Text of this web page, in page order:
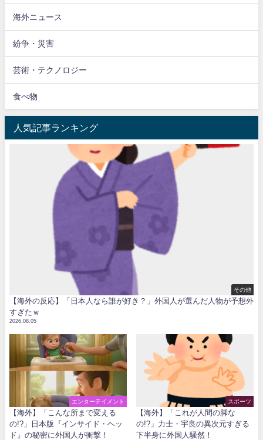
海外ニュース
紛争・災害
芸術・テクノロジー
食べ物
人気記事ランキング
その他
【海外の反応】「日本人なら誰が好き？」外国人が選んだ人物が予想外
すぎたｗ
2026.08.05
エンターテイメント
【海外】「こんな所まで変える
の!?」日本版『インサイド・ヘッ
ド』の秘密に外国人が衝撃！
スポーツ
【海外】「これが人間の脚な
の!?」力士・宇良の異次元すぎる
下半身に外国人騒然！